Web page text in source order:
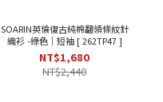
SOARIN英倫復古純棉翻領條紋針
織衫 -綠色｜短袖 [ 262TP47 ]
NT$1,680
NT$2,440